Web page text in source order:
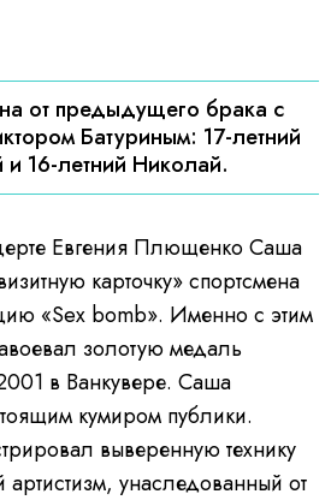
от предыдущего брака с
Батуриным: 17-летний
16-летний Николай.
Евгения Плющенко Саша
карточку» спортсмена
«Sex bomb». Именно с этим
золотую медаль
в Ванкувере. Саша
кумиром публики.
выверенную технику
артистизм, унаследованный от